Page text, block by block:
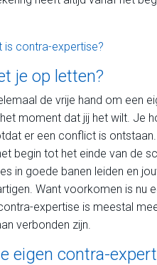
is contra-expertise?
je op letten?
de vrije hand om een
moment dat jij het wilt. Je
er een conflict is
begin tot het einde van de
in goede banen leiden en
Want voorkomen is nu
expertise is meestal
verbonden zijn.
eigen contra-